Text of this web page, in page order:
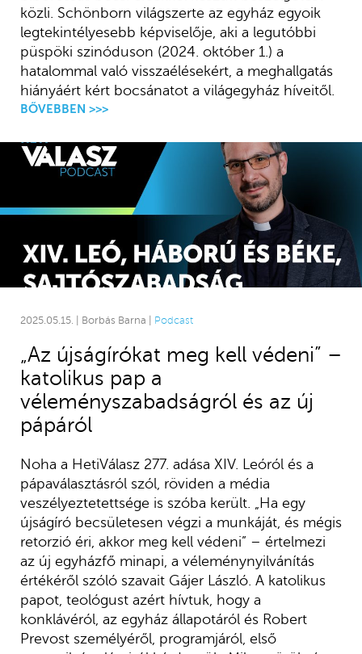
közli. Schönborn világszerte az egyház egyoik
legtekintélyesebb képviselője, aki a legutóbbi
püspöki szinóduson (2024. október 1.) a
hatalommal való visszaélésekért, a meghallgatás
hiányáért kért bocsánatot a világegyház híveitől.
BŐVEBBEN >>>
2025.05.15. | Borbás Barna | Podcast
„Az újságírókat meg kell védeni” –
katolikus pap a
véleményszabadságról és az új
pápáról
Noha a HetiVálasz 277. adása XIV. Leóról és a
pápaválasztásról szól, röviden a média
veszélyeztetettsége is szóba került. „Ha egy
újságíró becsületesen végzi a munkáját, és mégis
retorzió éri, akkor meg kell védeni” – értelmezi
az új egyházfő minapi, a véleménynyilvánítás
értékéről szóló szavait Gájer László. A katolikus
papot, teológust azért hívtuk, hogy a
konklávéról, az egyház állapotáról és Robert
Prevost személyéről, programjáról, első